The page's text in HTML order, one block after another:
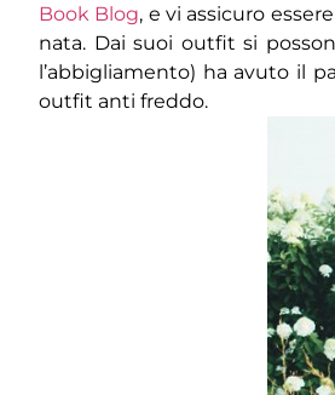
Book Blog, e vi assicuro
nata. Dai suoi outfit si
l’abbigliamento) ha avuto il
outfit anti freddo.